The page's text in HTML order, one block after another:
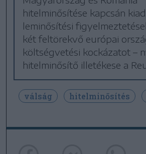
hitelminősítése kapcsán
leminősítési
két feltörekvő európai
költségvetési kockázatot –
hitelminősítő illetékese a
válság hitelminősítés